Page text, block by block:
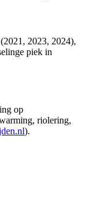
2023, 2024),
piek in
op
riolering,
).